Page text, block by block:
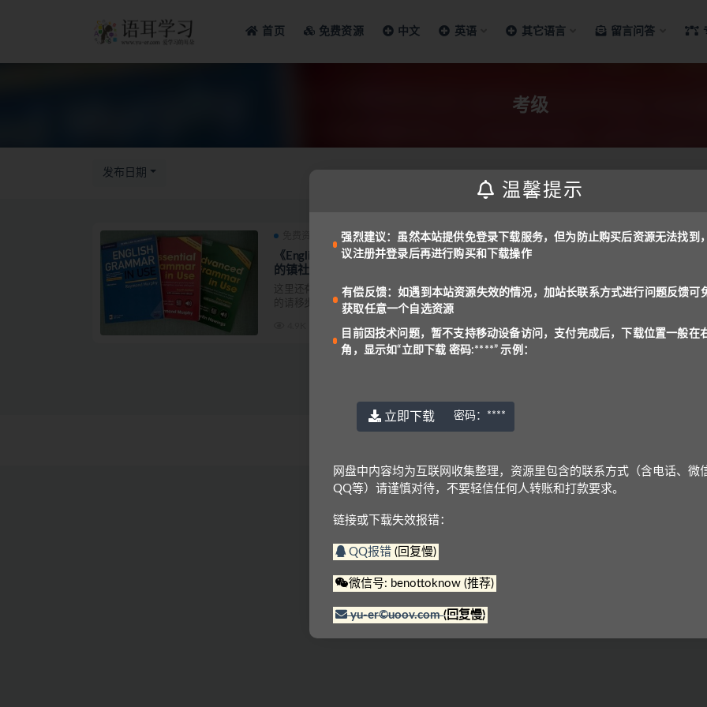
首页 免费资源 中文 英语 其它语言 留言问答
考级
发布日期
备考工具
《English Grammar in Use》剑桥大学出版社
的镇社之宝 考级KET/PET标配！
这里还有《English in use》英语在用系列全集，需要
的请移步下面链接 ...
5
温馨提示
强烈建议：虽然本站提供免登录下载服务，但为防止购买后资源无法找到
议注册并登录后再进行购买和下载操作
有偿反馈：如遇到本站资源失效的情况，加站长联系方式进行问题反馈可
获取任意一个自选资源
目前因技术问题，暂不支持移动设备访问，支付完成后，下载位置一般在
角，显示如“立即下载 密码:****” 示例：
立即下载 密码： ****
网盘中内容均为互联网收集整理，资源里包含的联系方式（含电话、微
QQ等）请谨慎对待，不要轻信任何人转账和打款要求。
链接或下载失效报错：
QQ报错 (回复慢)
微信号: benottoknow (推荐)
yu-er©uoov.com(回复慢)